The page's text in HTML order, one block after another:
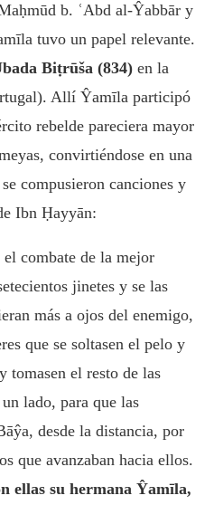
b. ʿAbd al-Ŷabbār y
tuvo un papel relevante.
Biṭrūša (834) en la
Allí Ŷamīla participó
rebelde pareciera mayor
convirtiéndose en una
compusieron canciones y
Ibn Ḥayyān:
combate de la mejor
jinetes y se las
más a ojos del enemigo,
que se soltasen el pelo y
tomasen el resto de las
lado, para que las
desde la distancia, por
que avanzaban hacia ellos.
ellas su hermana Ŷamīla,